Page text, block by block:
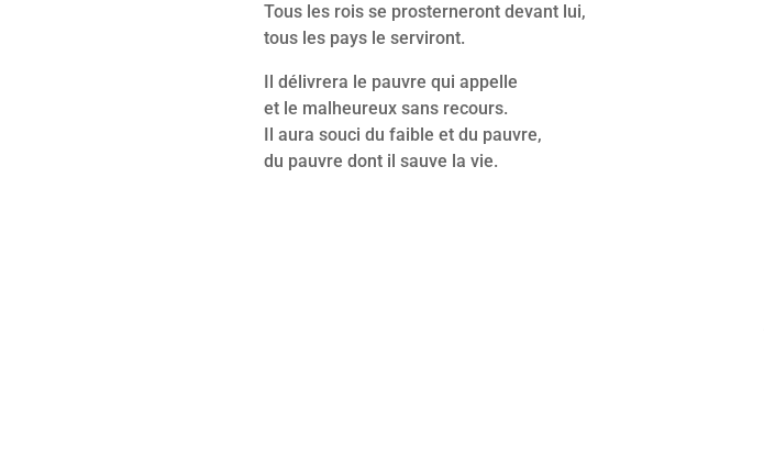
Tous les rois se prosterneront devant lui,
tous les pays le serviront.
Il délivrera le pauvre qui appelle
et le malheureux sans recours.
Il aura souci du faible et du pauvre,
du pauvre dont il sauve la vie.